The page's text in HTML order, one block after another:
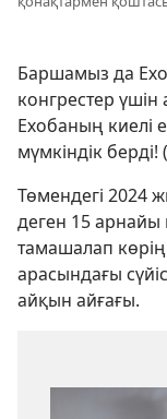
Баршамыз да
конгрестер
Ехобаның киелі
мүмкіндік берді! (
Төмендегі 2024
деген 15 арнайы
тамашалап
арасындағы
айқын айғағы.